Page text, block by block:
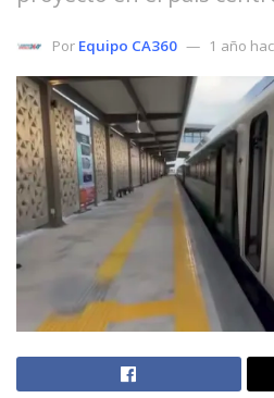
Por Equipo CA360 1 año